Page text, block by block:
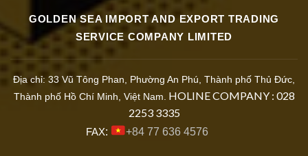
GOLDEN SEA IMPORT AND EXPORT TRADING
SERVICE COMPANY LIMITED
Địa chỉ: 33 Vũ Tông Phan, Phường An Phú, Thành phố Thủ Đức,
Thành phố Hồ Chí Minh, Việt Nam. HOLINE COMPANY : 028
2253 3335
FAX: +84 77 636 4576